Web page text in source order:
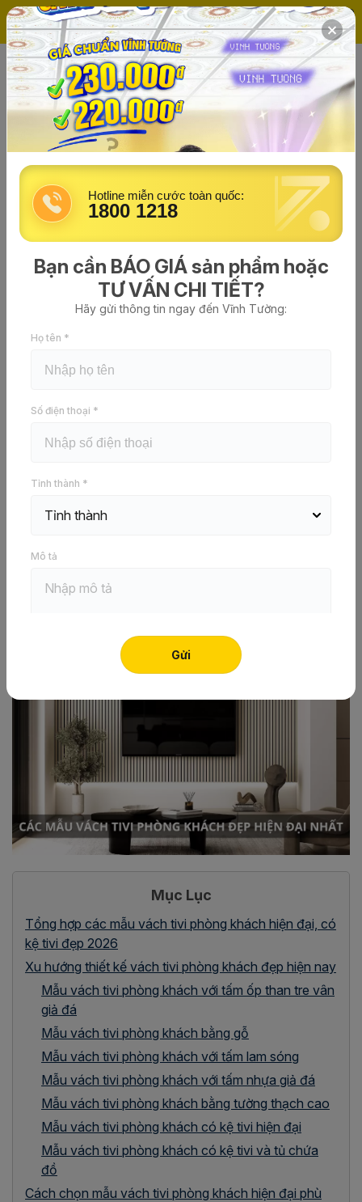
Hotline miễn cước toàn quốc:
1800 1218
Bạn cần BÁO GIÁ sản phẩm hoặc
TƯ VẤN CHI TIẾT?
Hãy gửi thông tin ngay đến Vĩnh Tường:
Họ tên *
Số điện thoại *
Tỉnh thành *
Mô tả
(0)
Trang chủ Tin tức về Vĩnh Tường
vinhtuongđăng vào lúc 05/03/2026 - 11:26
1000+ mẫu vách tivi phòng khách
hiện đại, có kệ tivi đẹp, sang 2026
trung tâm của ngôi nhà - nơi thể hiện phong cách, cá tính
tượng, nhiều người chú trọng đến từng chi tiết trang trí,
đây để tìm hiểu những xu hướng thiết kế mẫu vách tivi
Mục Lục
Tổng hợp các mẫu vách tivi phòng khách hiện đại, có
kệ tivi đẹp 2026
Xu hướng thiết kế vách tivi phòng khách đẹp hiện nay
Mẫu vách tivi phòng khách với tấm ốp than tre vân
giả đá
Mẫu vách tivi phòng khách bằng gỗ
Mẫu vách tivi phòng khách với tấm lam sóng
Mẫu vách tivi phòng khách với tấm nhựa giả đá
Mẫu vách tivi phòng khách bằng tường thạch cao
Mẫu vách tivi phòng khách có kệ tivi hiện đại
Mẫu vách tivi phòng khách có kệ tivi và tủ chứa
đồ
Cách chọn mẫu vách tivi phòng khách hiện đại phù